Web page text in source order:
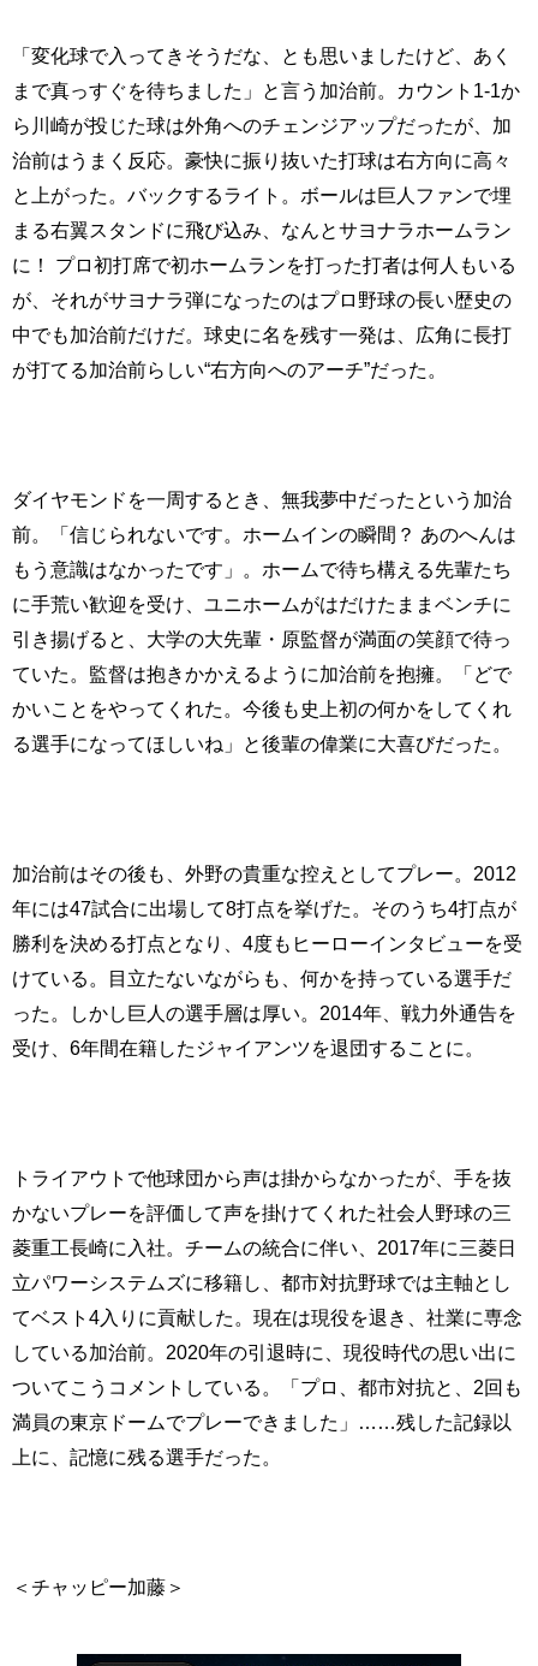
「変化球で入ってきそうだな、とも思いましたけど、あく
まで真っすぐを待ちました」と言う加治前。カウント1-1か
ら川崎が投じた球は外角へのチェンジアップだったが、加
治前はうまく反応。豪快に振り抜いた打球は右方向に高々
と上がった。バックするライト。ボールは巨人ファンで埋
まる右翼スタンドに飛び込み、なんとサヨナラホームラン
に！ プロ初打席で初ホームランを打った打者は何人もいる
が、それがサヨナラ弾になったのはプロ野球の長い歴史の
中でも加治前だけだ。球史に名を残す一発は、広角に長打
が打てる加治前らしい“右方向へのアーチ”だった。
ダイヤモンドを一周するとき、無我夢中だったという加治
前。「信じられないです。ホームインの瞬間？ あのへんは
もう意識はなかったです」。ホームで待ち構える先輩たち
に手荒い歓迎を受け、ユニホームがはだけたままベンチに
引き揚げると、大学の大先輩・原監督が満面の笑顔で待っ
ていた。監督は抱きかかえるように加治前を抱擁。「どで
かいことをやってくれた。今後も史上初の何かをしてくれ
る選手になってほしいね」と後輩の偉業に大喜びだった。
加治前はその後も、外野の貴重な控えとしてプレー。2012
年には47試合に出場して8打点を挙げた。そのうち4打点が
勝利を決める打点となり、4度もヒーローインタビューを受
けている。目立たないながらも、何かを持っている選手だ
った。しかし巨人の選手層は厚い。2014年、戦力外通告を
受け、6年間在籍したジャイアンツを退団することに。
トライアウトで他球団から声は掛からなかったが、手を抜
かないプレーを評価して声を掛けてくれた社会人野球の三
菱重工長崎に入社。チームの統合に伴い、2017年に三菱日
立パワーシステムズに移籍し、都市対抗野球では主軸とし
てベスト4入りに貢献した。現在は現役を退き、社業に専念
している加治前。2020年の引退時に、現役時代の思い出に
ついてこうコメントしている。「プロ、都市対抗と、2回も
満員の東京ドームでプレーできました」……残した記録以
上に、記憶に残る選手だった。
＜チャッピー加藤＞